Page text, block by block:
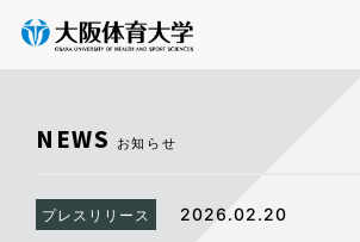
NEWS お知らせ
プレスリリース 2026.02.20